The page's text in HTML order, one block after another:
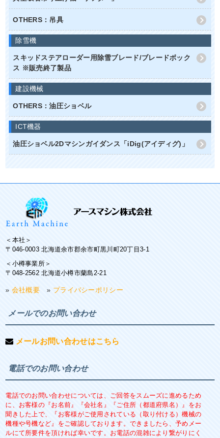
OTHERS：吊具
除雪機
スキッドステアローダー用除雪ブレード/ブレードボック
ス ※販売終了製品
建設機械
OTHERS：油圧ショベル
ICT機器
油圧ショベル2Dマシンガイダンス「iDig(アイディグ)」
＜本社＞
〒046-0003 北海道余市郡余市町黒川町20丁目3-1
＜小樽事業所＞
〒048-2562 北海道小樽市蘭島2-21
» 会社概要 » プライバシーポリシー
メールでのお問い合わせ
メールお問い合わせはこちら
電話でのお問い合わせ
電話でのお問い合わせについては、ご回答をスムーズに進めるため
に、お客様の『お名前』『会社名』『ご住所（都道府県名）』をお
聞きした上で、『お客様がご使用されている（取り付ける）機械の
機種や号機など』をご確認しております。できましたら、予めメー
ルにて所要件を頂ければ幸いです。お電話の混雑により繋がりにく